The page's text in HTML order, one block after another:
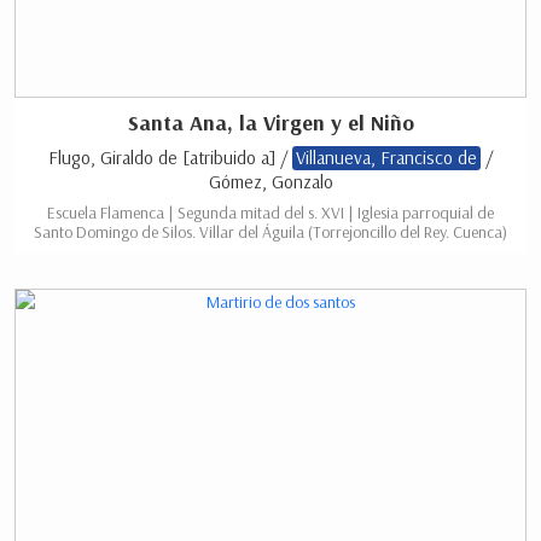
Santa Ana, la Virgen y el Niño
Flugo, Giraldo de [atribuido a] / Villanueva, Francisco de /
Gómez, Gonzalo
Escuela Flamenca | Segunda mitad del s. XVI | Iglesia parroquial de
Santo Domingo de Silos. Villar del Águila (Torrejoncillo del Rey. Cuenca)